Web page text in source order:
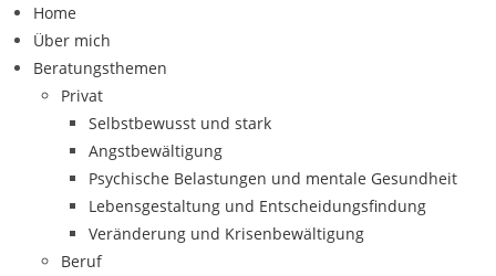
Home
Über mich
Beratungsthemen
Privat
Selbstbewusst und stark
Angstbewältigung
Psychische Belastungen und mentale Gesundheit
Lebensgestaltung und Entscheidungsfindung
Veränderung und Krisenbewältigung
Beruf